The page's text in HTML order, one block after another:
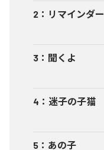
2 ： リマインダー
3 ： 聞くよ
4 ： 迷子の子猫
5 ： あの子